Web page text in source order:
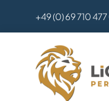
springen
+49 (0) 69 710